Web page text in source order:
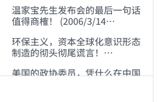
温家宝先生发布会的最后一句话
值得商榷！ (2006/3/14
环保主义，资本全球化意识形态
制造的彻头彻尾谎言！
美国的政协委员，凭什么在中国